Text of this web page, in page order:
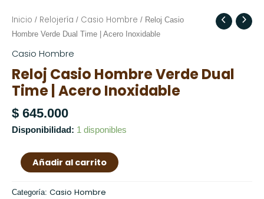
Inicio / Relojería / Casio Hombre / Reloj Casio
Hombre Verde Dual Time | Acero Inoxidable
Casio Hombre
Reloj Casio Hombre Verde Dual
Time | Acero Inoxidable
$ 645.000
Disponibilidad: 1 disponibles
Reloj
Casio
Hombre
Dual
Time
Acero
Inoxidable
Añadir al carrito
Categoría: Casio Hombre